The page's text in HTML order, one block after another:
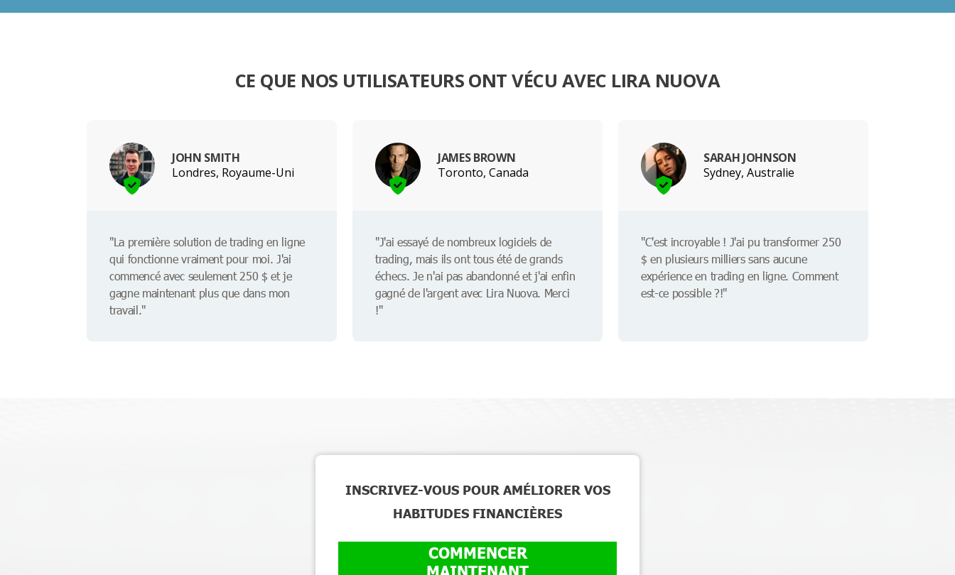
CE QUE NOS UTILISATEURS ONT VÉCU AVEC LIRA NUOVA
JOHN SMITH
Londres, Royaume-Uni
"La première solution de trading en ligne
qui fonctionne vraiment pour moi. J'ai
commencé avec seulement 250 $ et je
gagne maintenant plus que dans mon
travail."
JAMES BROWN
Toronto, Canada
"J'ai essayé de nombreux logiciels de
trading, mais ils ont tous été de grands
échecs. Je n'ai pas abandonné et j'ai enfin
gagné de l'argent avec Lira Nuova. Merci
!"
SARAH JOHNSON
Sydney, Australie
"C'est incroyable ! J'ai pu transformer 250
$ en plusieurs milliers sans aucune
expérience en trading en ligne. Comment
est-ce possible ?!"
INSCRIVEZ-VOUS POUR AMÉLIORER VOS
HABITUDES FINANCIÈRES
COMMENCER
MAINTENANT